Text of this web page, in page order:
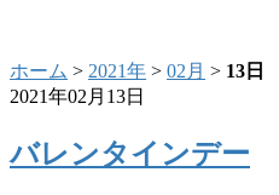
ホーム > 2021年 > 02月 > 13日
2021年02月13日
バレンタインデー